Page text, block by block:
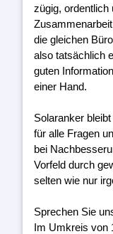
zügig, ordentlich
die gleichen
also tatsächlich
guten
einer Hand.
Solaranker
für alle Fragen
bei
Vorfeld durch
selten wie nur
Sprechen Sie
Im Umkreis von